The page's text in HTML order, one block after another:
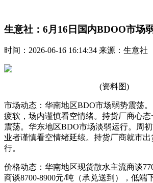
生意社：6月16日国内BDOO市场
时间：2026-06-16 16:14:34 来源：生意社
(资料图)
市场动态：华南地区BDO市场弱势震荡
疲软，场内谨慎看空情绪。持货厂商心
震荡。华东地区BDO市场淡弱运行。周初
业者谨慎看空情绪延续。持货厂商就市
行。
价格动态：华南地区现货散水主流商谈
商谈8700-8900元/吨（承兑送到），低端